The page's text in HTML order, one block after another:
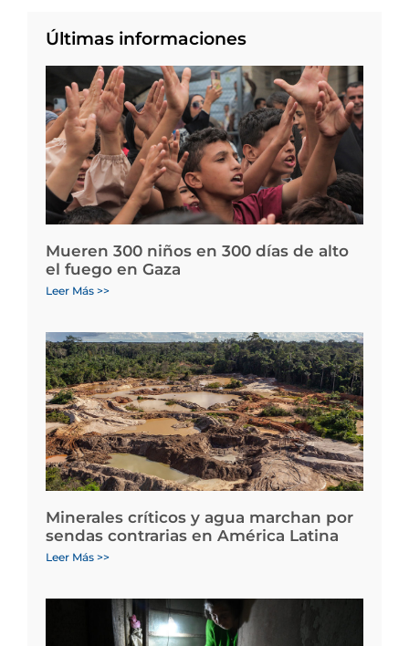
Últimas informaciones
Mueren 300 niños en 300 días de alto
el fuego en Gaza
Leer Más >>
Minerales críticos y agua marchan por
sendas contrarias en América Latina
Leer Más >>